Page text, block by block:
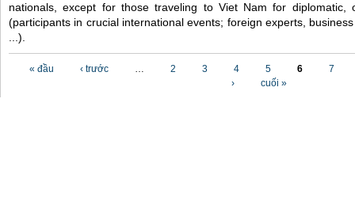
nationals, except for those traveling to Viet Nam for diplomatic,
(participants in crucial international events; foreign experts,
...).
Các trang
« đầu ‹ trước … 2 3 4 5 6
7
›
cuối »